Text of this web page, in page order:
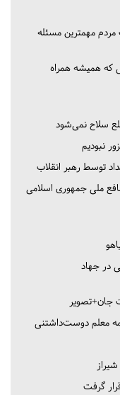
مهمترین مسئله
که همیشه همراه
سلاح نمی‌شود
نبودیم
توسط رهبر انقلاب
ملی جمهوری اسلامی
در جهاد
جان+تصویر
معلم دوست‌داشتنی
گرفت